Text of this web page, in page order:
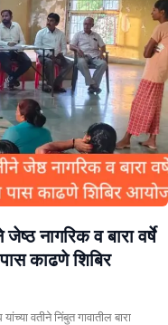
नागरिक व बारा वर्षे
काढणे शिबिर
वतीने निंबुत गावातील बारा